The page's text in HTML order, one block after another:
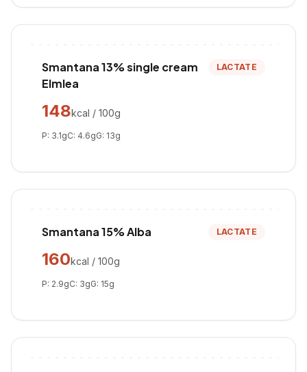
Smantana 13% single cream
Elmlea
LACTATE
148kcal / 100g
P: 3.1gC: 4.6gG: 13g
Smantana 15% Alba LACTATE
160kcal / 100g
P: 2.9gC: 3gG: 15g